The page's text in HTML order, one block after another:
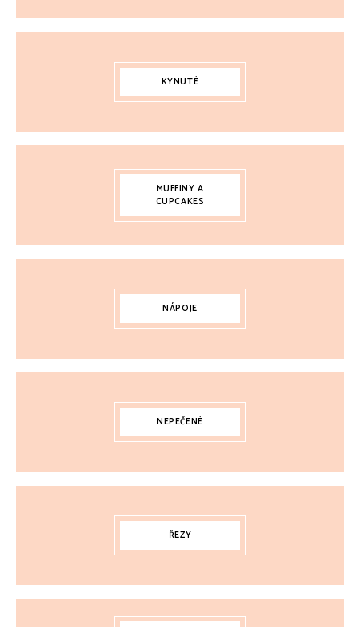
KYNUTÉ
MUFFINY A
CUPCAKES
NÁPOJE
NEPEČENÉ
ŘEZY